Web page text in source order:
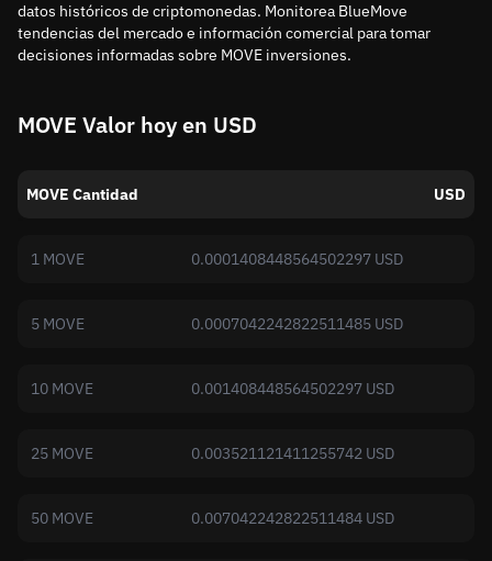
datos históricos de criptomonedas. Monitorea BlueMove
tendencias del mercado e información comercial para tomar
decisiones informadas sobre MOVE inversiones.
MOVE Valor hoy en USD
MOVE Cantidad USD
1 MOVE 0.0001408448564502297 USD
5 MOVE 0.0007042242822511485 USD
10 MOVE 0.001408448564502297 USD
25 MOVE 0.003521121411255742 USD
50 MOVE 0.007042242822511484 USD